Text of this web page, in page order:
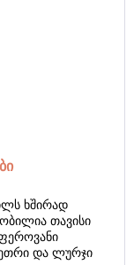
ხშირად
თავისი
და ლურჯი